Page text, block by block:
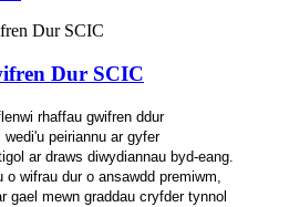
Dur SCIC
rhaffau gwifren ddur
peiriannu ar gyfer
ar draws diwydiannau byd-eang.
o wifrau dur o ansawdd premiwm,
gael mewn graddau cryfder tynnol